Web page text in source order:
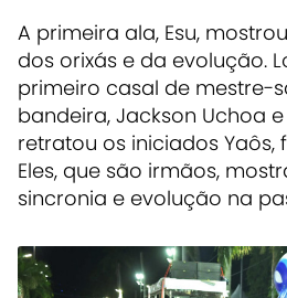
A primeira ala, Esu,
dos orixás e da evolução.
primeiro casal de mestre-
bandeira, Jackson Uchoa
retratou os iniciados Yaôs,
Eles, que são irmãos,
sincronia e evolução na